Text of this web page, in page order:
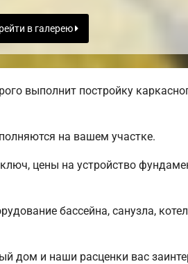
в галерею
выполнит постройку
на вашем участке.
цены на устройство
бассейна, санузла,
дом и наши расценки вас